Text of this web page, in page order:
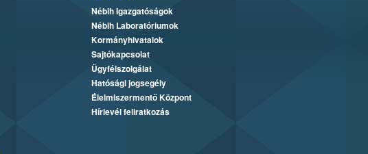
Nébih Igazgatóságok
Nébih Laboratóriumok
Kormányhivatalok
Sajtókapcsolat
Ügyfélszolgálat
Hatósági jogsegély
Élelmiszermentő Központ
Hírlevél feliratkozás